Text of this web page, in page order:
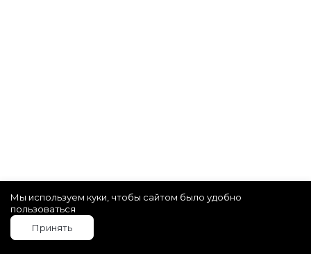
Мы используем куки, чтобы сайтом было удобно
пользоваться
Принять